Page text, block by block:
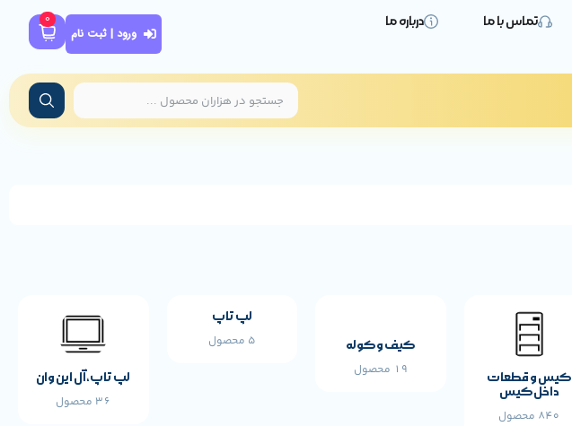
تماس با ما درباره ما
ورود | ثبت نام
0
کیس و قطعات
داخل کیس
840 محصول
کیف و کوله
19 محصول
لپ تاپ
5 محصول
لپ تاپ،آل این وان
36 محصول